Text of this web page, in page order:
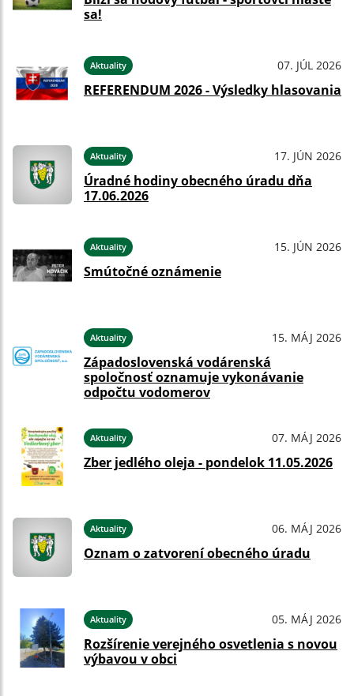
sa!
Aktuality 07. JÚL 2026
REFERENDUM 2026 - Výsledky hlasovania
Aktuality 17. JÚN 2026
Úradné hodiny obecného úradu dňa
17.06.2026
Aktuality 15. JÚN 2026
Smútočné oznámenie
Aktuality 15. MÁJ 2026
Západoslovenská vodárenská
spoločnosť oznamuje vykonávanie
odpočtu vodomerov
Aktuality 07. MÁJ 2026
Zber jedlého oleja - pondelok 11.05.2026
Aktuality 06. MÁJ 2026
Oznam o zatvorení obecného úradu
Aktuality 05. MÁJ 2026
Rozšírenie verejného osvetlenia s novou
výbavou v obci